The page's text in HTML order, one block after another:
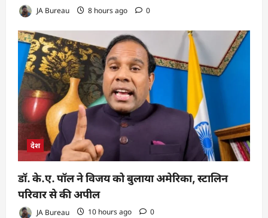
JA Bureau 8 hours ago 0
देश
डॉ. के.ए. पॉल ने विजय को बुलाया अमेरिका, स्टालिन
परिवार से की अपील
JA Bureau 10 hours ago 0